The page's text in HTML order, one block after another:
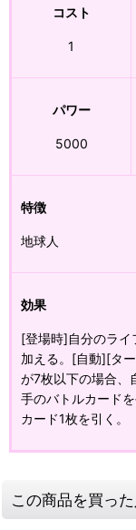
コスト
1
パワー
5000
特徴
地球人
効果
[登場時]自分のライ
加える。[自動][タ
が7枚以下の場合、
手のバトルカードを
カード1枚を引く。
この商品を買っ